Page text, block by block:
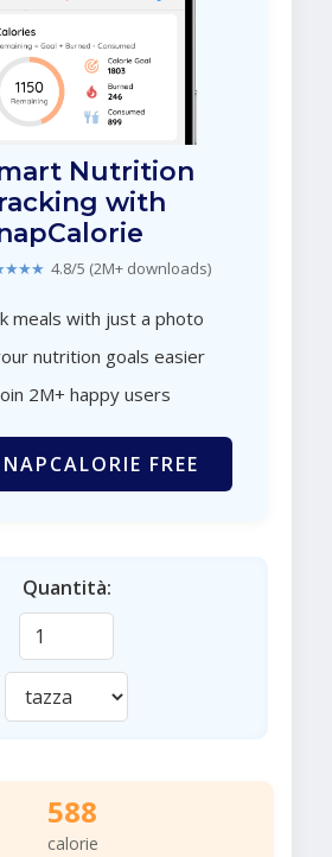
Nutrition
with
4.8/5 (2M+ downloads)
meals with just a photo
nutrition goals easier
2M+ happy users
FREE
Quantità:
588
calorie